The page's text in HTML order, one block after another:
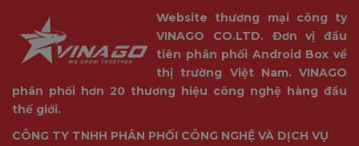
Website thương mại công ty
VINAGO CO.LTD. Đơn vị đầu
tiên phân phối Android Box về
thị trường Việt Nam. VINAGO
phân phối hơn 20 thương hiệu công nghệ hàng đầu
thế giới.
CÔNG TY TNHH PHÂN PHỐI CÔNG NGHỆ VÀ DỊCH VỤ